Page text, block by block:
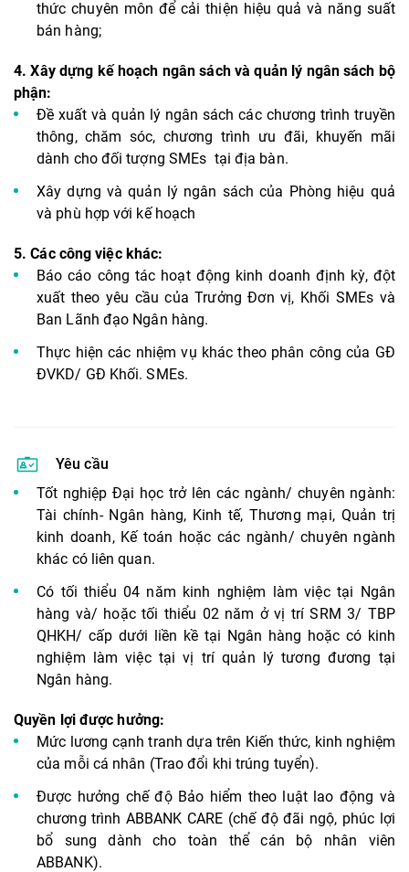
thức chuyên môn để cải thiện hiệu quả và năng suất
bán hàng;
4.Xây dựng kế hoạch ngân sách và quản lý ngân sách bộ
phận:
Đề xuất và quản lý ngân sách các chương trình truyền
thông, chăm sóc, chương trình ưu đãi, khuyến mãi
dành cho đối tượng SMEs tại địa bàn.
Xây dựng và quản lý ngân sách của Phòng hiệu quả
và phù hợp với kế hoạch
5.Các công việc khác:
Báo cáo công tác hoạt động kinh doanh định kỳ, đột
xuất theo yêu cầu của Trưởng Đơn vị, Khối SMEs và
Ban Lãnh đạo Ngân hàng.
Thực hiện các nhiệm vụ khác theo phân công của GĐ
ĐVKD/ GĐ Khối. SMEs.
Yêu cầu
Tốt nghiệp Đại học trở lên các ngành/ chuyên ngành:
Tài chính- Ngân hàng, Kinh tế, Thương mại, Quản trị
kinh doanh, Kế toán hoặc các ngành/ chuyên ngành
khác có liên quan.
Có tối thiểu 04 năm kinh nghiệm làm việc tại Ngân
hàng và/ hoặc tối thiểu 02 năm ở vị trí SRM 3/ TBP
QHKH/ cấp dưới liền kề tại Ngân hàng hoặc có kinh
nghiệm làm việc tại vị trí quản lý tương đương tại
Ngân hàng.
Quyền lợi được hưởng:
Mức lương cạnh tranh dựa trên Kiến thức, kinh nghiệm
của mỗi cá nhân (Trao đổi khi trúng tuyển).
Được hưởng chế độ Bảo hiểm theo luật lao động và
chương trình ABBANK CARE (chế độ đãi ngộ, phúc lợi
bổ sung dành cho toàn thể cán bộ nhân viên
ABBANK).